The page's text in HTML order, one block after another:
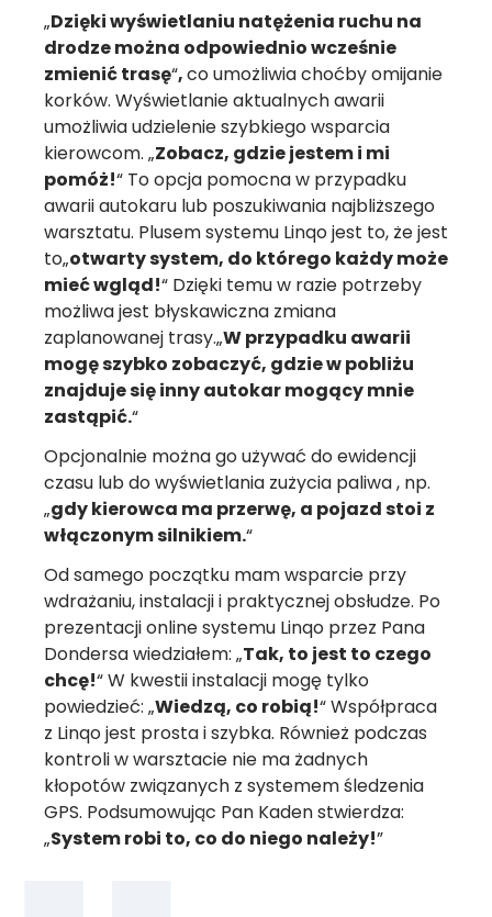
„Dzięki wyświetlaniu natężenia ruchu na
drodze można odpowiednio wcześnie
zmienić trasę“,co umożliwia choćby omijanie
korków. Wyświetlanie aktualnych awarii
umożliwia udzielenie szybkiego wsparcia
kierowcom. „Zobacz, gdzie jestem i mi
pomóż!“ To opcja pomocna w przypadku
awarii autokaru lub poszukiwania najbliższego
warsztatu. Plusem systemu Linqo jest to, że jest
to„otwarty system, do którego każdy może
mieć wgląd!“ Dzięki temu w razie potrzeby
możliwa jest błyskawiczna zmiana
zaplanowanej trasy.„W przypadku awarii
mogę szybko zobaczyć, gdzie w pobliżu
znajduje się inny autokar mogący mnie
zastąpić.“
Opcjonalnie można go używać do ewidencji
czasu lub do wyświetlania zużycia paliwa , np.
„gdy kierowca ma przerwę, a pojazd stoi z
włączonym silnikiem.“
Od samego początku mam wsparcie przy
wdrażaniu, instalacji i praktycznej obsłudze. Po
prezentacji online systemu Linqo przez Pana
Dondersa wiedziałem: „Tak, to jest to czego
chcę!“ W kwestii instalacji mogę tylko
powiedzieć: „Wiedzą, co robią!“ Współpraca
z Linqo jest prosta i szybka. Również podczas
kontroli w warsztacie nie ma żadnych
kłopotów związanych z systemem śledzenia
GPS. Podsumowując Pan Kaden stwierdza:
„System robi to, co do niego należy!”